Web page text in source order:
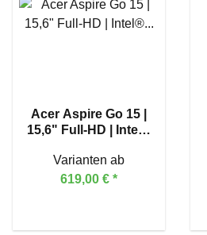
Acer Aspire Go 15 |
15,6" Full-HD | Intel®
Varianten ab
619,00 € *